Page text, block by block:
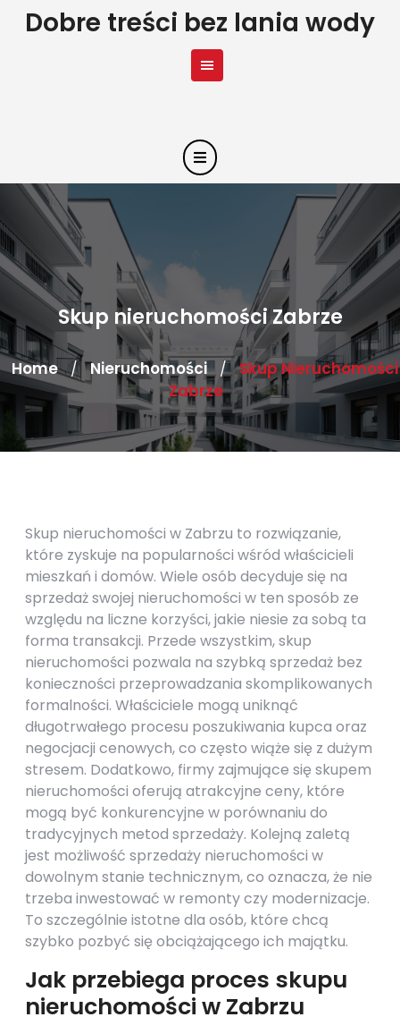
SkipDobre treści bez lania wody
Skup nieruchomości Zabrze
Home / Nieruchomości / Skup Nieruchomości
Zabrze
Skup nieruchomości w Zabrzu to rozwiązanie,
które zyskuje na popularności wśród właścicieli
mieszkań i domów. Wiele osób decyduje się na
sprzedaż swojej nieruchomości w ten sposób ze
względu na liczne korzyści, jakie niesie za sobą ta
forma transakcji. Przede wszystkim, skup
nieruchomości pozwala na szybką sprzedaż bez
konieczności przeprowadzania skomplikowanych
formalności. Właściciele mogą uniknąć
długotrwałego procesu poszukiwania kupca oraz
negocjacji cenowych, co często wiąże się z dużym
stresem. Dodatkowo, firmy zajmujące się skupem
nieruchomości oferują atrakcyjne ceny, które
mogą być konkurencyjne w porównaniu do
tradycyjnych metod sprzedaży. Kolejną zaletą
jest możliwość sprzedaży nieruchomości w
dowolnym stanie technicznym, co oznacza, że nie
trzeba inwestować w remonty czy modernizacje.
To szczególnie istotne dla osób, które chcą
szybko pozbyć się obciążającego ich majątku.
Jak przebiega proces skupu
nieruchomości w Zabrzu